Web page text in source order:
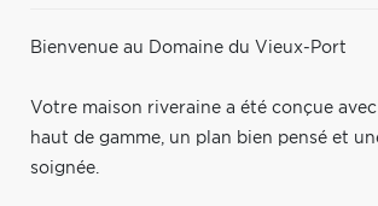
Bienvenue au Domaine du Vieux-Port
Votre maison riveraine a été conçue
haut de gamme, un plan bien pensé et
soignée.